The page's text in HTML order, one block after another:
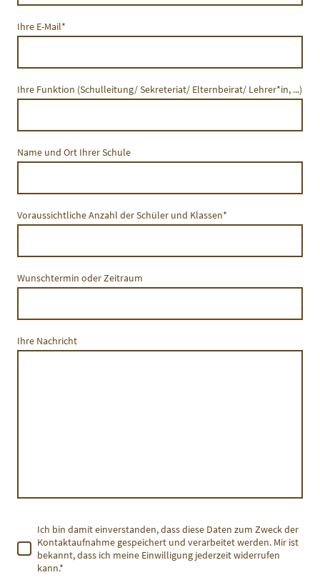
Ihre E-Mail*
Ihre Funktion (Schulleitung/ Sekreteriat/ Elternbeirat/ Lehrer*in, ...)
Name und Ort Ihrer Schule
Voraussichtliche Anzahl der Schüler und Klassen*
Wunschtermin oder Zeitraum
Ihre Nachricht
Ich bin damit einverstanden, dass diese Daten zum Zweck der
Kontaktaufnahme gespeichert und verarbeitet werden. Mir ist
bekannt, dass ich meine Einwilligung jederzeit widerrufen
kann.*